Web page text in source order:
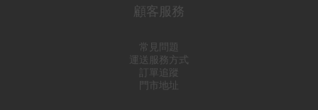
顧客服務
常見問題
運送服務方式
訂單追蹤
門市地址